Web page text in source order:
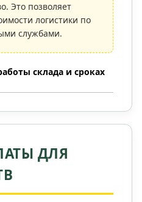
Это позволяет
логистики по
службами.
склада и сроках
ДЛЯ